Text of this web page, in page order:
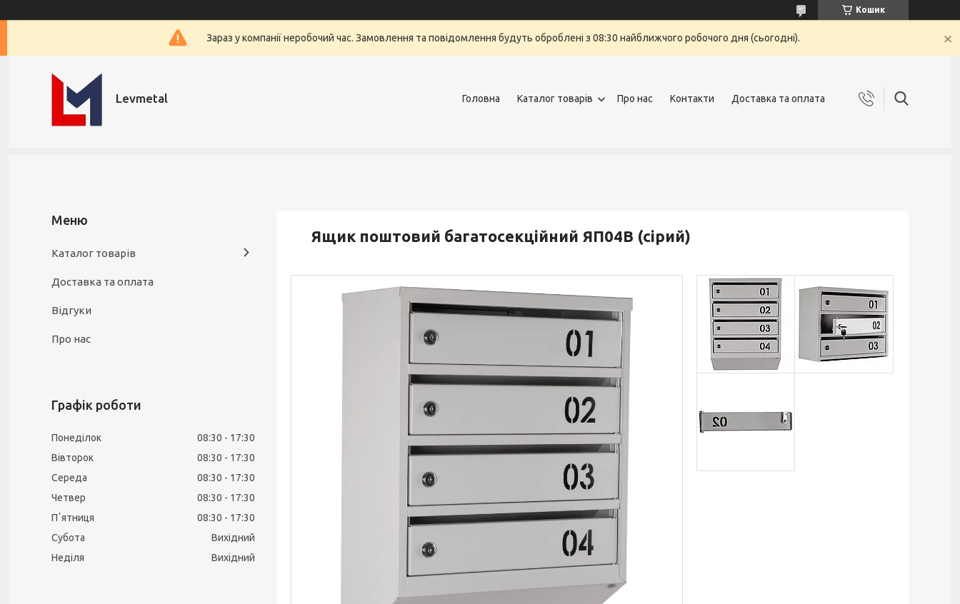
Кошик
Зараз у компанії неробочий час. Замовлення та повідомлення будуть оброблені з 08:30 найближчого робочого дня (сьогодні).
Levmetal Головна Каталог товарів Про нас Контакти Доставка та оплата
Ящик поштовий багатосекційний ЯП04В (сірий)
Каталог товарів
Доставка та оплата
Відгуки
Про нас
Графік роботи
Понеділок 08:30
17:30
Вівторок
08:30
17:30
Середа
08:30
17:30
Четвер
08:30
17:30
Пʼятниця
08:30
17:30
Субота
Вихідний
Неділя
Вихідний